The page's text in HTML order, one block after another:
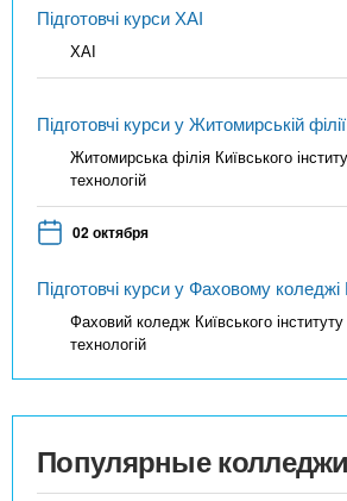
Підготовчі курси ХАІ
ХАІ
Підготовчі курси у Житомирській
Житомирська філія Київського
технологій
02 октября
Підготовчі курси у Фаховому коледжі
Фаховий коледж Київського інституту
технологій
Популярные колледжи